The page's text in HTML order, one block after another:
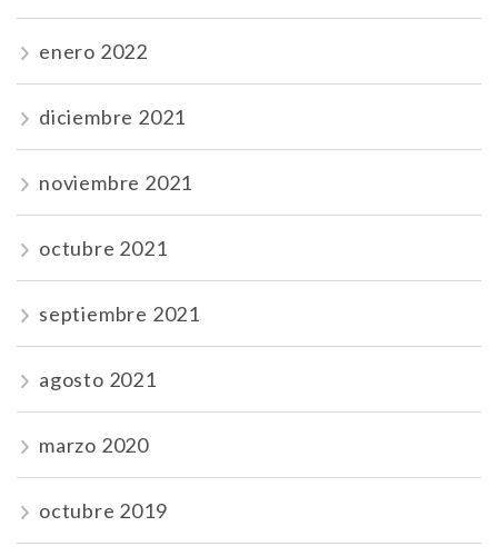
enero 2022
diciembre 2021
noviembre 2021
octubre 2021
septiembre 2021
agosto 2021
marzo 2020
octubre 2019